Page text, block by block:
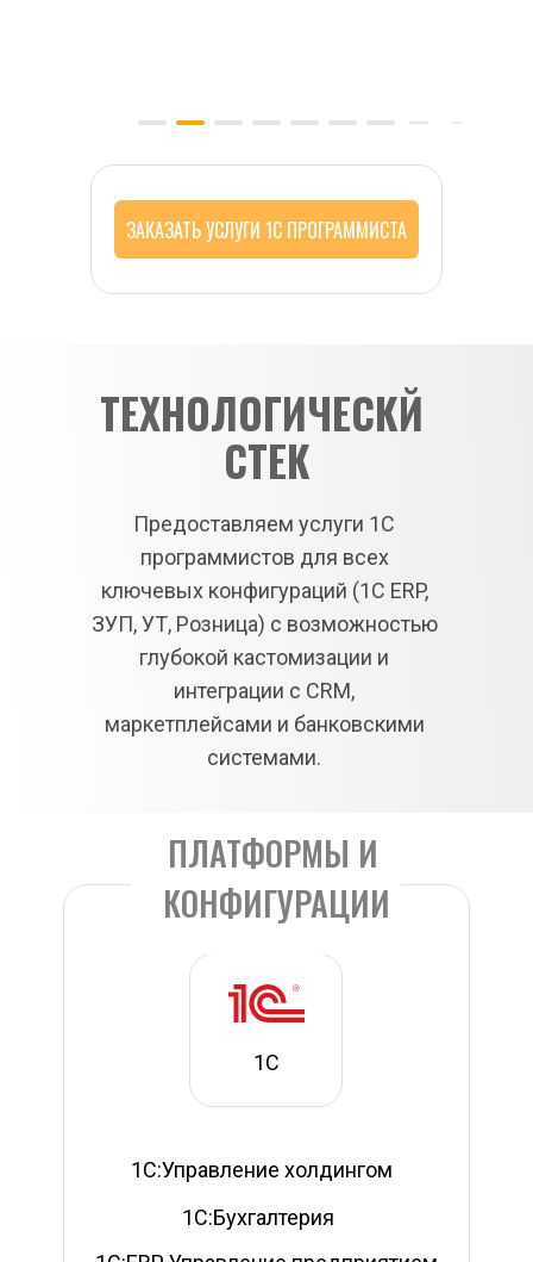
ЗАКАЗАТЬ УСЛУГИ 1С ПРОГРАММИСТА
ТЕХНОЛОГИЧЕСКЙ
СТЕК
Предоставляем услуги 1С
программистов для всех
ключевых конфигураций (1С ERP,
ЗУП, УТ, Розница) с возможностью
глубокой кастомизации и
интеграции с CRM,
маркетплейсами и банковскими
системами.
1С:Бухгалтерия
1С:Управление холдингом
1С
ПЛАТФОРМЫ И
КОНФИГУРАЦИИ